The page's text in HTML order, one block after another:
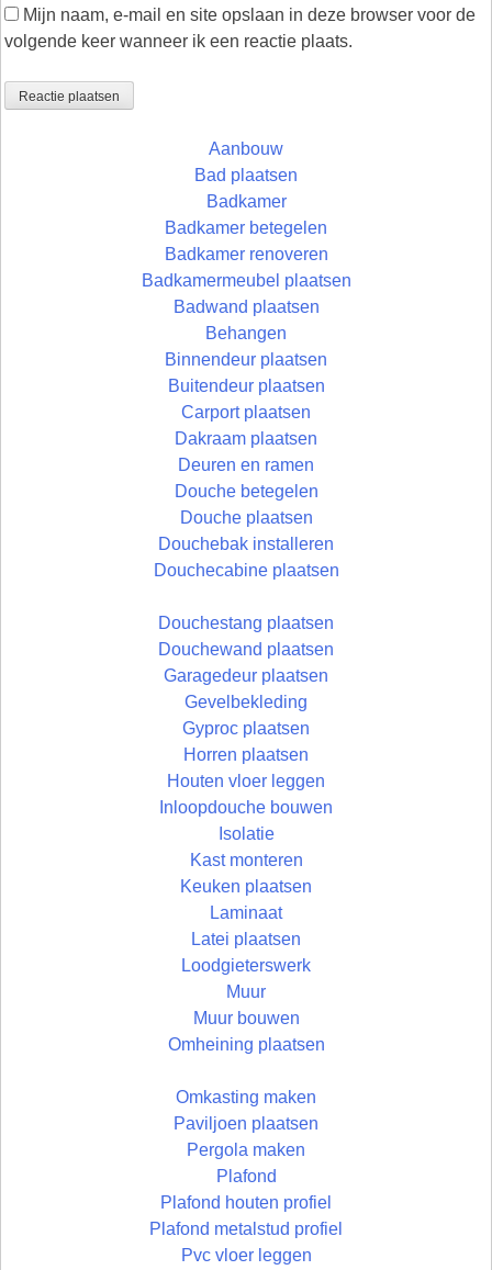
Mijn naam, e-mail en site opslaan in deze browser voor de
volgende keer wanneer ik een reactie plaats.
Aanbouw
Bad plaatsen
Badkamer
Badkamer betegelen
Badkamer renoveren
Badkamermeubel plaatsen
Badwand plaatsen
Behangen
Binnendeur plaatsen
Buitendeur plaatsen
Carport plaatsen
Dakraam plaatsen
Deuren en ramen
Douche betegelen
Douche plaatsen
Douchebak installeren
Douchecabine plaatsen
Douchestang plaatsen
Douchewand plaatsen
Garagedeur plaatsen
Gevelbekleding
Gyproc plaatsen
Horren plaatsen
Houten vloer leggen
Inloopdouche bouwen
Isolatie
Kast monteren
Keuken plaatsen
Laminaat
Latei plaatsen
Loodgieterswerk
Muur
Muur bouwen
Omheining plaatsen
Omkasting maken
Paviljoen plaatsen
Pergola maken
Plafond
Plafond houten profiel
Plafond metalstud profiel
Pvc vloer leggen